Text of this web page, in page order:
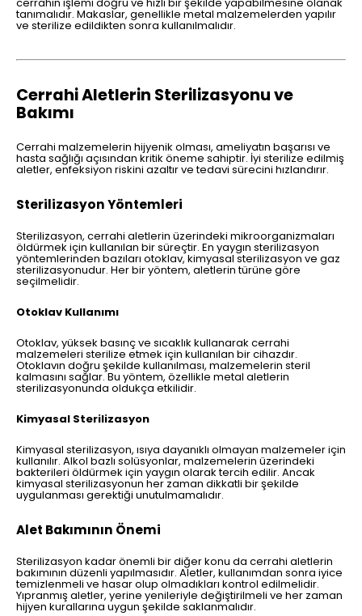
tanımalıdır. Makaslar, genellikle metal malzemelerden yapılır
ve sterilize edildikten sonra kullanılmalıdır.
Cerrahi Aletlerin Sterilizasyonu ve
Bakımı
Cerrahi malzemelerin hijyenik olması, ameliyatın başarısı ve
hasta sağlığı açısından kritik öneme sahiptir. İyi sterilize edilmiş
aletler, enfeksiyon riskini azaltır ve tedavi sürecini hızlandırır.
Sterilizasyon Yöntemleri
Sterilizasyon, cerrahi aletlerin üzerindeki mikroorganizmaları
öldürmek için kullanılan bir süreçtir. En yaygın sterilizasyon
yöntemlerinden bazıları otoklav, kimyasal sterilizasyon ve gaz
sterilizasyonudur. Her bir yöntem, aletlerin türüne göre
seçilmelidir.
Otoklav Kullanımı
Otoklav, yüksek basınç ve sıcaklık kullanarak cerrahi
malzemeleri sterilize etmek için kullanılan bir cihazdır.
Otoklavın doğru şekilde kullanılması, malzemelerin steril
kalmasını sağlar. Bu yöntem, özellikle metal aletlerin
sterilizasyonunda oldukça etkilidir.
Kimyasal Sterilizasyon
Kimyasal sterilizasyon, ısıya dayanıklı olmayan malzemeler için
kullanılır. Alkol bazlı solüsyonlar, malzemelerin üzerindeki
bakterileri öldürmek için yaygın olarak tercih edilir. Ancak
kimyasal sterilizasyonun her zaman dikkatli bir şekilde
uygulanması gerektiği unutulmamalıdır.
Alet Bakımının Önemi
Sterilizasyon kadar önemli bir diğer konu da cerrahi aletlerin
bakımının düzenli yapılmasıdır. Aletler, kullanımdan sonra iyice
temizlenmeli ve hasar olup olmadıkları kontrol edilmelidir.
Yıpranmış aletler, yerine yenileriyle değiştirilmeli ve her zaman
hijyen kurallarına uygun şekilde saklanmalıdır.